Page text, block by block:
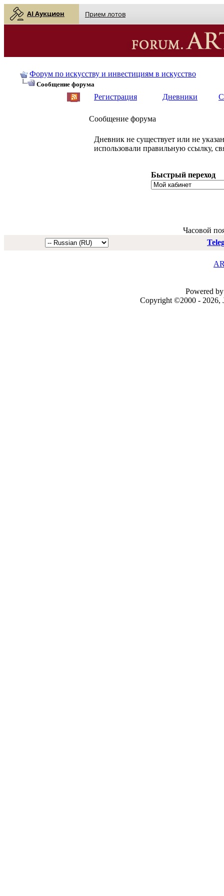
AI Аукцион Прием лотов
Форум по искусству и инвестициям в искусство
Сообщение форума
Регистрация Дневники
Сообщение форума
Дневник не существует или не
использовали правильную ссылку,
Быстрый переход
Часовой
Powered
Copyright ©2000 - 2026,